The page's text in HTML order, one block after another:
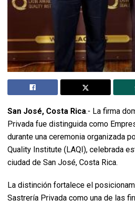
San José, Costa Rica.- La firma
Privada fue distinguida como
durante una ceremonia organizada
Quality Institute (LAQI), celebrada
ciudad de San José, Costa Rica.
La distinción fortalece el
Sastrería Privada como una de las